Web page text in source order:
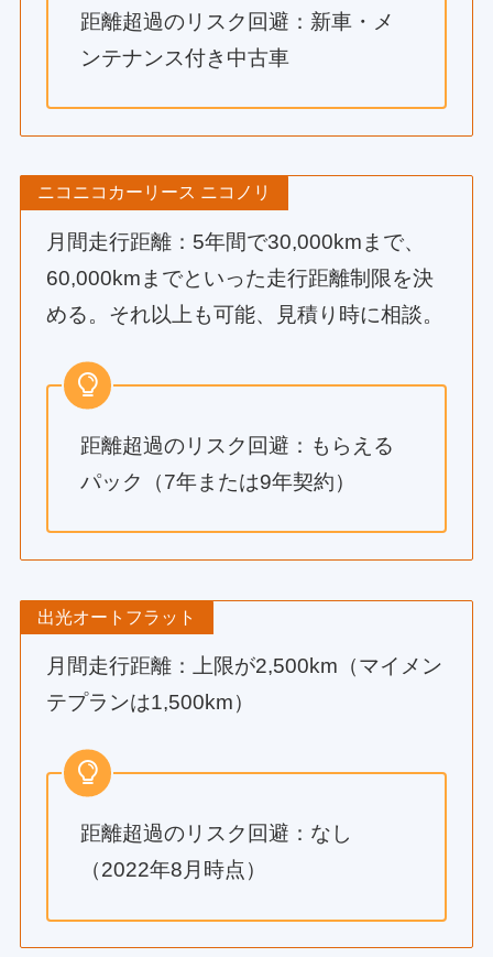
距離超過のリスク回避：新車・メ
ンテナンス付き中古車
ニコニコカーリース ニコノリ
月間走行距離：5年間で30,000kmまで、
60,000kmまでといった走行距離制限を決
める。それ以上も可能、見積り時に相談。
距離超過のリスク回避：もらえる
パック（7年または9年契約）
出光オートフラット
月間走行距離：上限が2,500km（マイメン
テプランは1,500km）
距離超過のリスク回避：なし
（2022年8月時点）